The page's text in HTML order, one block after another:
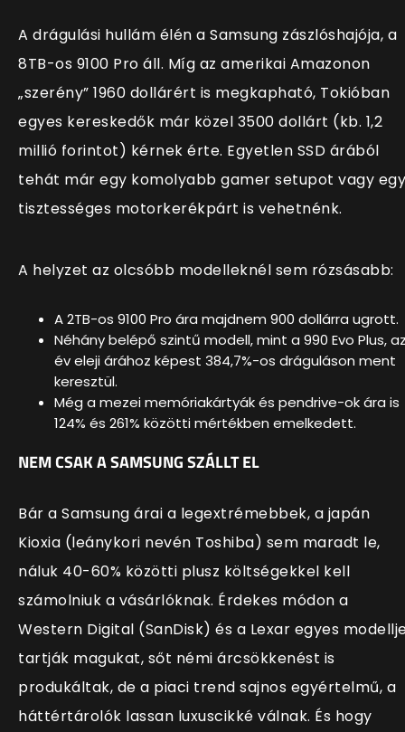
A drágulási hullám élén a Samsung zászlóshajója, a
8TB-os 9100 Pro áll. Míg az amerikai Amazonon
„szerény” 1960 dollárért is megkapható, Tokióban
egyes kereskedők már közel 3500 dollárt (kb. 1,2
millió forintot) kérnek érte. Egyetlen SSD árából
tehát már egy komolyabb gamer setupot vagy egy
tisztességes motorkerékpárt is vehetnénk.
A helyzet az olcsóbb modelleknél sem rózsásabb:
A 2TB-os 9100 Pro ára majdnem 900 dollárra ugrott.
Néhány belépő szintű modell, mint a 990 Evo Plus,
év eleji árához képest 384,7%-os dráguláson ment
keresztül.
Még a mezei memóriakártyák és pendrive-ok ára is
124% és 261% közötti mértékben emelkedett.
NEM CSAK A SAMSUNG SZÁLLT EL
Bár a Samsung árai a legextrémebbek, a japán
Kioxia (leánykori nevén Toshiba) sem maradt le,
náluk 40-60% közötti plusz költségekkel kell
számolniuk a vásárlóknak. Érdekes módon a
Western Digital (SanDisk) és a Lexar egyes
tartják magukat, sőt némi árcsökkenést is
produkáltak, de a piaci trend sajnos egyértelmű, a
háttértárolók lassan luxuscikké válnak. És hogy